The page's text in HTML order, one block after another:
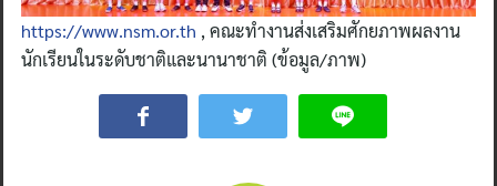
https://www.nsm.or.th , คณะทำงานส่งเสริมศักยภาพผลงาน
นักเรียนในระดับชาติและนานาชาติ (ข้อมูล/ภาพ)